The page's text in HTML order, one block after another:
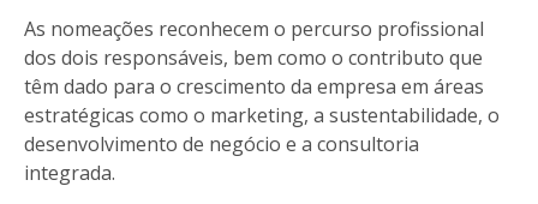
As nomeações reconhecem o percurso profissional
dos dois responsáveis, bem como o contributo que
têm dado para o crescimento da empresa em áreas
estratégicas como o marketing, a sustentabilidade, o
desenvolvimento de negócio e a consultoria
integrada.